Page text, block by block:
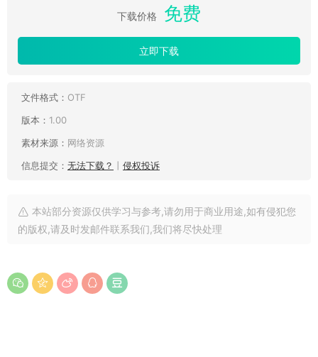
下载价格 免费
立即下载
文件格式： OTF
版本： 1.00
素材来源： 网络资源
信息提交： 无法下载？ 侵权投诉
本站部分资源仅供学习与参考,请勿用于商业用途,如有侵犯您
的版权,请及时发邮件联系我们,我们将尽快处理